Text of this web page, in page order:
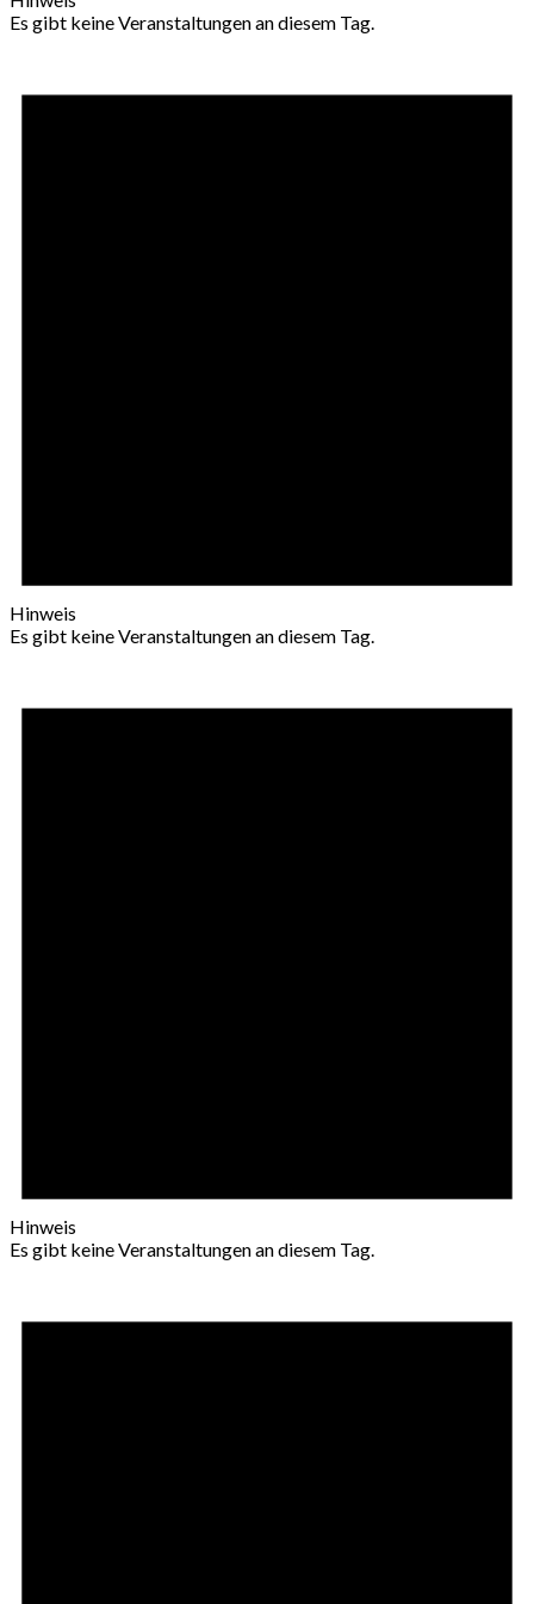
Es gibt keine Veranstaltungen an diesem Tag.
Hinweis
Es gibt keine Veranstaltungen an diesem Tag.
Hinweis
Es gibt keine Veranstaltungen an diesem Tag.